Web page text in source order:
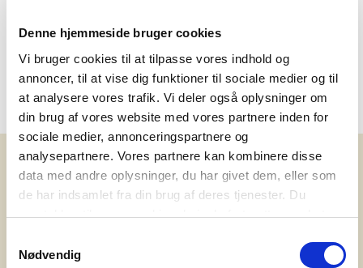
Denne hjemmeside bruger cookies
Vi bruger cookies til at tilpasse vores indhold og
annoncer, til at vise dig funktioner til sociale medier og til
at analysere vores trafik. Vi deler også oplysninger om
din brug af vores website med vores partnere inden for
sociale medier, annonceringspartnere og
analysepartnere. Vores partnere kan kombinere disse
data med andre oplysninger, du har givet dem, eller som
de har indsamlet fra din brug af deres tjenester. Du
samtykker til vores cookies, hvis du fortsætter med at
Nødvendig
Mere om piratland
Waaah - Hugoshow
Hugoshow i enten blomsterparken eller ved Træls